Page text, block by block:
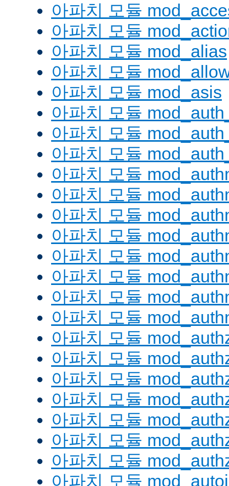
아파치 모듈
아파치 모듈
아파치 모듈 mod_alias
아파치 모듈
아파치 모듈 mod_asis
아파치 모듈
아파치 모듈
아파치 모듈
아파치 모듈
아파치 모듈
아파치 모듈
아파치 모듈
아파치 모듈
아파치 모듈
아파치 모듈
아파치 모듈
아파치 모듈
아파치 모듈
아파치 모듈
아파치 모듈
아파치 모듈
아파치 모듈
아파치 모듈
아파치 모듈